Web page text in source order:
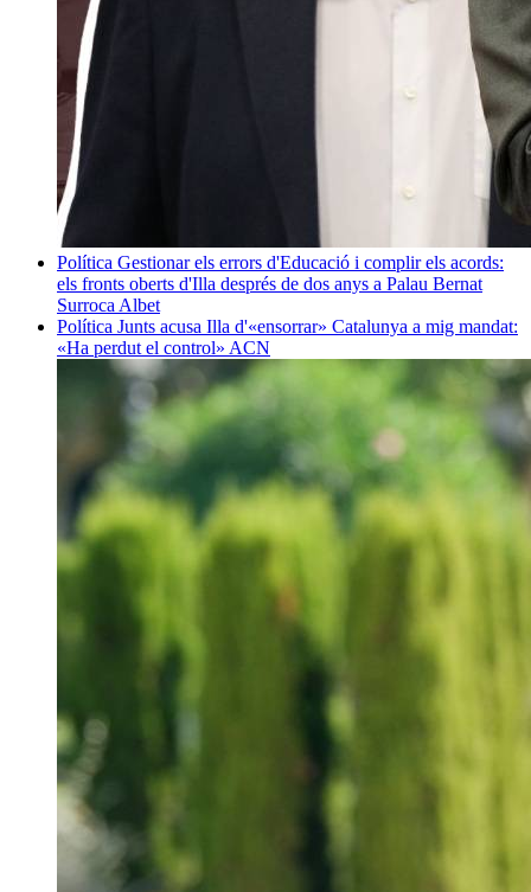
Política Gestionar els errors d'Educació i complir els acords:
els fronts oberts d'Illa després de dos anys a Palau Bernat
Surroca Albet
Política Junts acusa Illa d'«ensorrar» Catalunya a mig mandat:
«Ha perdut el control» ACN